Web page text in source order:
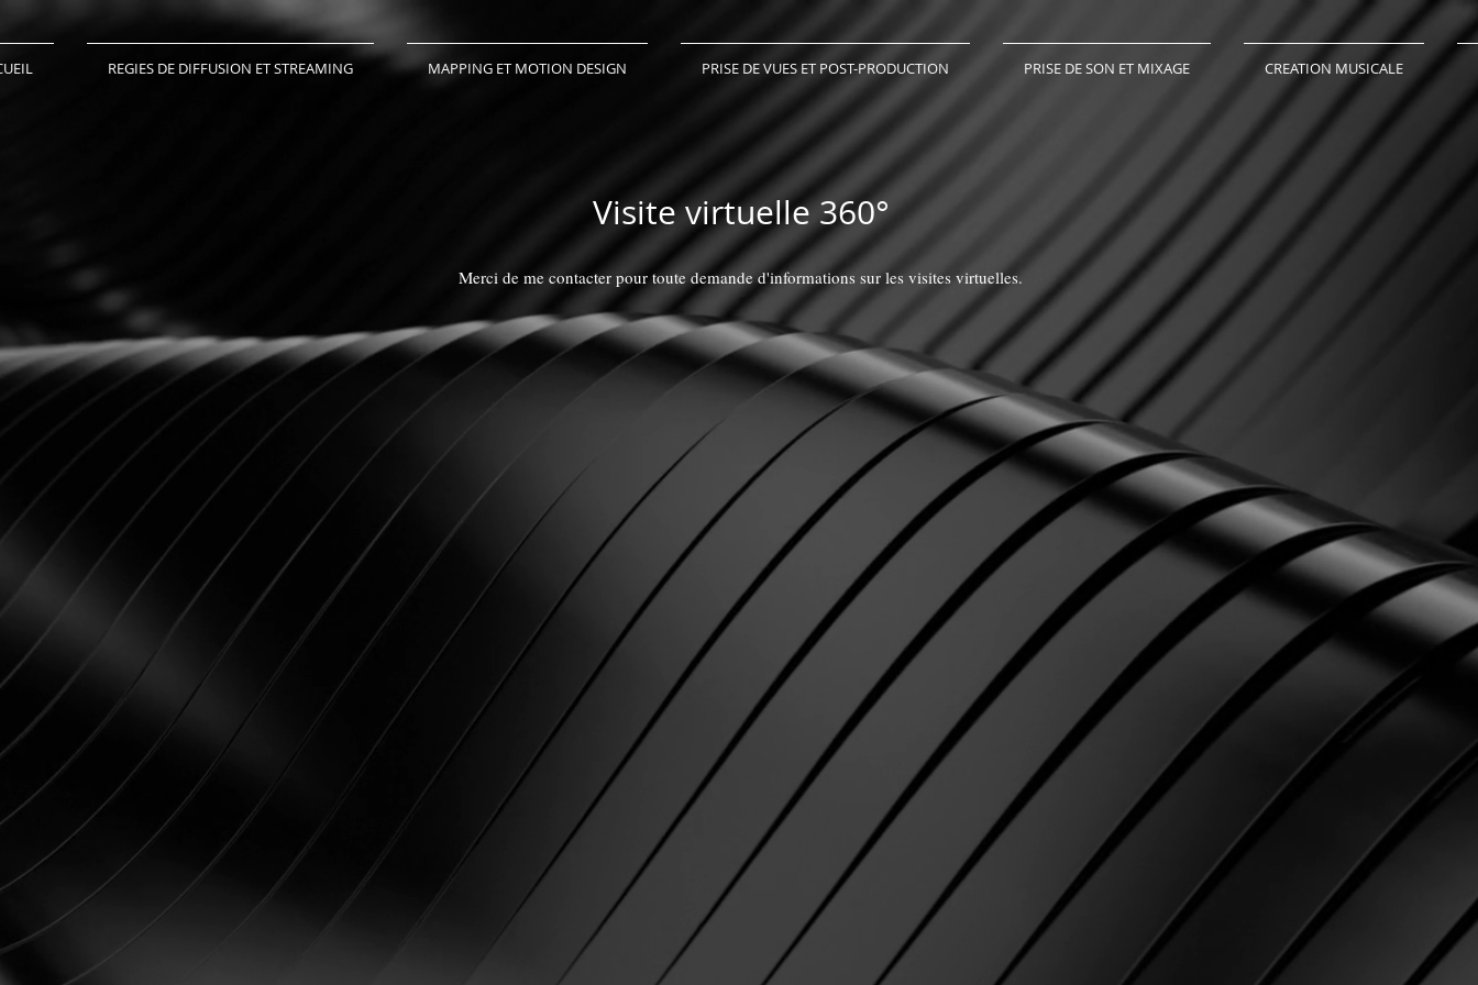
REGIES DE DIFFUSION ET STREAMING MAPPING ET MOTION DESIGN PRISE DE VUES ET POST-PRODUCTION PRISE DE SON ET MIXAGE CREATION MUSICALE
Visite virtuelle 360°
Merci de me contacter pour toute demande d'informations sur les visites virtuelles.